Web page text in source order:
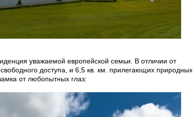
уважаемой европейской семьи. В отличии от
доступа, и 6,5 кв. км. прилегающих природных
от любопытных глаз: